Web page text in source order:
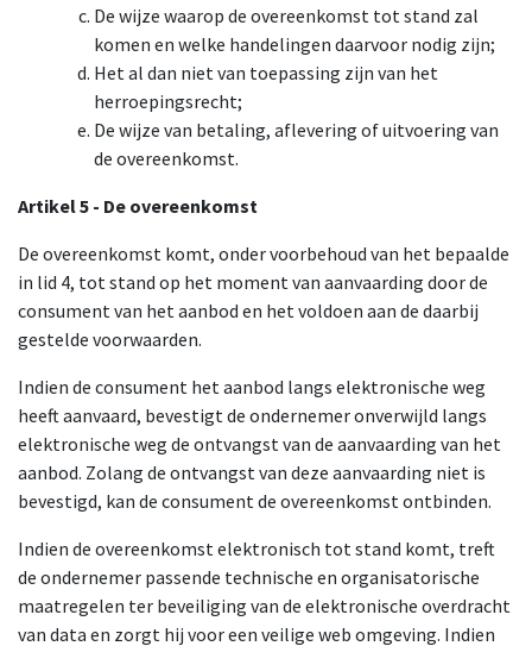
De wijze waarop de overeenkomst tot stand zal
komen en welke handelingen daarvoor nodig zijn;
Het al dan niet van toepassing zijn van het
herroepingsrecht;
De wijze van betaling, aflevering of uitvoering van
de overeenkomst.
Artikel 5 - De overeenkomst
De overeenkomst komt, onder voorbehoud van het bepaalde
in lid 4, tot stand op het moment van aanvaarding door de
consument van het aanbod en het voldoen aan de daarbij
gestelde voorwaarden.
Indien de consument het aanbod langs elektronische weg
heeft aanvaard, bevestigt de ondernemer onverwijld langs
elektronische weg de ontvangst van de aanvaarding van het
aanbod. Zolang de ontvangst van deze aanvaarding niet is
bevestigd, kan de consument de overeenkomst ontbinden.
Indien de overeenkomst elektronisch tot stand komt, treft
de ondernemer passende technische en organisatorische
maatregelen ter beveiliging van de elektronische overdracht
van data en zorgt hij voor een veilige web omgeving. Indien